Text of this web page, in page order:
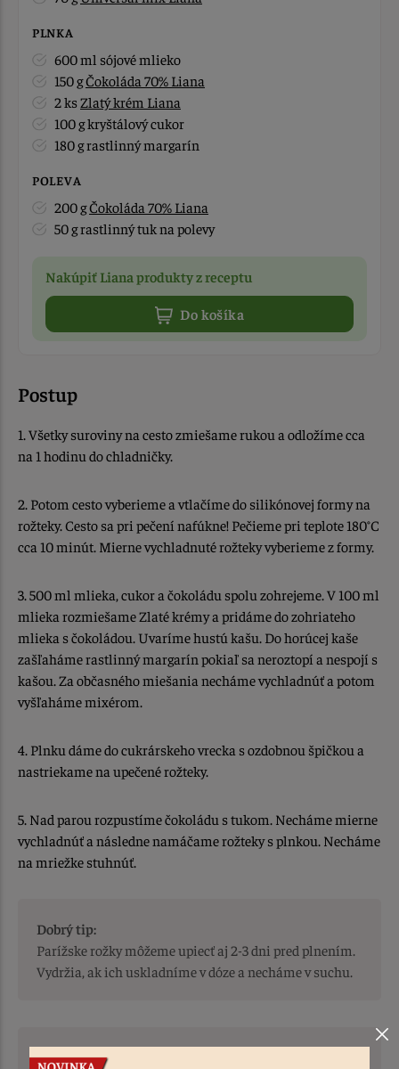
PLNKA
600 ml sójové mlieko
150 gČokoláda 70% Liana
2 ksZlatý krém Liana
100 g kryštálový cukor
180 g rastlinný margarín
POLEVA
200 gČokoláda 70% Liana
50 g rastlinný tuk na polevy
Nakúpiť Liana produkty z receptu
Do košíka
Postup
1. Všetky suroviny na cesto zmiešame rukou a odložíme cca
na 1 hodinu do chladničky.
2. Potom cesto vyberieme a vtlačíme do silikónovej formy na
rožteky. Cesto sa pri pečení nafúkne! Pečieme pri teplote 180°C
cca 10 minút. Mierne vychladnuté rožteky vyberieme z formy.
3. 500 ml mlieka, cukor a čokoládu spolu zohrejeme. V 100 ml
mlieka rozmiešame Zlaté krémy a pridáme do zohriateho
mlieka s čokoládou. Uvaríme hustú kašu. Do horúcej kaše
zašľaháme rastlinný margarín pokiaľ sa neroztopí a nespojí s
kašou. Za občasného miešania necháme vychladnúť a potom
vyšľaháme mixérom.
4. Plnku dáme do cukrárskeho vrecka s ozdobnou špičkou a
nastriekame na upečené rožteky.
5. Nad parou rozpustíme čokoládu s tukom. Necháme mierne
vychladnúť a následne namáčame rožteky s plnkou. Necháme
na mriežke stuhnúť.
Dobrý tip:
Parížske rožky môžeme upiecť aj 2-3 dni pred plnením.
Vydržia, ak ich uskladníme v dóze a necháme v suchu.
Dobrý tip 2: